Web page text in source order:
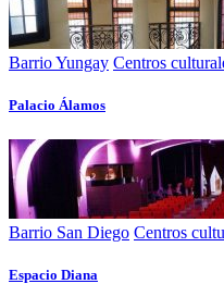
Barrio Yungay Centros
Palacio Álamos
Barrio San Diego Centros
Espacio Diana